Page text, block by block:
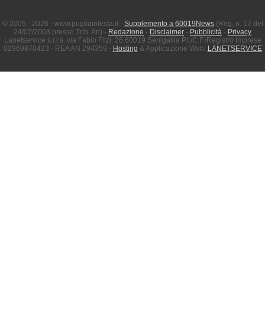
© 2005 - 2026 - www.pugliainfesta.it - Supplemento a 60019News(Reg. n. 17 del
24/07/2003 presso Trib. An) - Redazione - Disclaimer - Pubblicità - Privacy
Lanetservice s.r.l.s. via Fabio Filzi, 26 60019 Senigallia P.I./C.F./Registro Imprese
02969870423 - REA AN 294359 - Hosting & Applicazione Web: LANETSERVICE